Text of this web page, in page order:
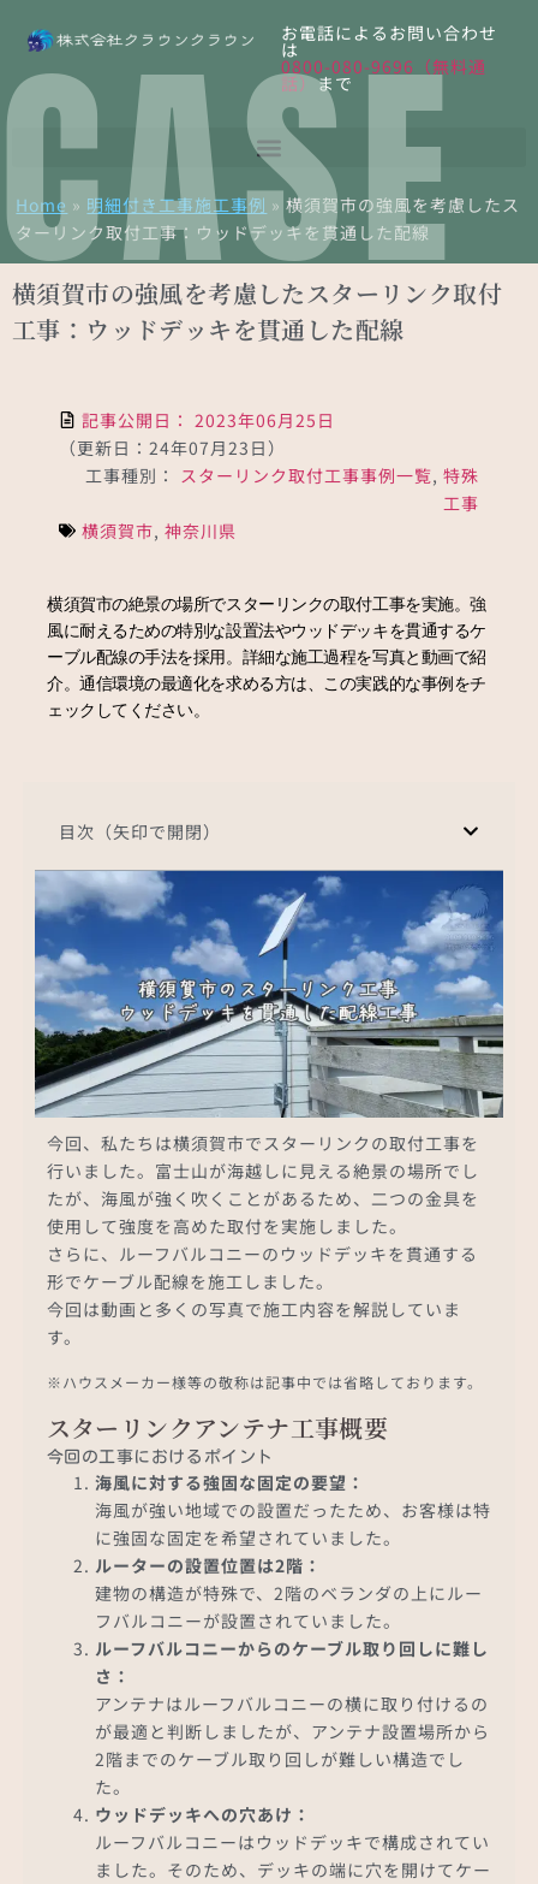
お電話によるお問い合わせ
は
0800-080-9696（無料通
話）まで
Home » 明細付き工事施工事例 »横須賀市の強風を考慮したス
ターリンク取付工事：ウッドデッキを貫通した配線
横須賀市の強風を考慮したスターリンク取付
工事：ウッドデッキを貫通した配線
CASE
記事公開日： 2023年06月25日
（更新日：24年07月23日）
工事種別：
スターリンク取付工事事例一覧, 特殊
工事
横須賀市,神奈川県
横須賀市の絶景の場所でスターリンクの取付工事を実施。強
風に耐えるための特別な設置法やウッドデッキを貫通するケ
ーブル配線の手法を採用。詳細な施工過程を写真と動画で紹
介。通信環境の最適化を求める方は、この実践的な事例をチ
ェックしてください。
目次（矢印で開閉）
今回、私たちは横須賀市でスターリンクの取付工事を
行いました。富士山が海越しに見える絶景の場所でし
たが、海風が強く吹くことがあるため、二つの金具を
使用して強度を高めた取付を実施しました。
さらに、ルーフバルコニーのウッドデッキを貫通する
形でケーブル配線を施工しました。
今回は動画と多くの写真で施工内容を解説していま
す。
※ハウスメーカー様等の敬称は記事中では省略しております。
スターリンクアンテナ工事概要
今回の工事におけるポイント
海風に対する強固な固定の要望：
海風が強い地域での設置だったため、お客様は特
に強固な固定を希望されていました。
ルーターの設置位置は2階：
建物の構造が特殊で、2階のベランダの上にルー
フバルコニーが設置されていました。
ルーフバルコニーからのケーブル取り回しに難し
さ：
アンテナはルーフバルコニーの横に取り付けるの
が最適と判断しましたが、アンテナ設置場所から
2階までのケーブル取り回しが難しい構造でし
た。
ウッドデッキへの穴あけ：
ルーフバルコニーはウッドデッキで構成されてい
ました。そのため、デッキの端に穴を開けてケー